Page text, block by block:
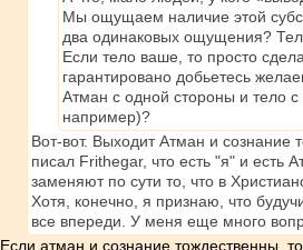
Мы ощущаем наличие этой
два одинаковых ощущения?
Если тело ваше, то просто
гарантировано добьетесь
Атман с одной стороны и тело с
например)?
Вот-вот. Выходит Атман и сознание
писал Frithegar, что есть "я" и есть
заменяют по сути то, что в
Хотя, конечно, я признаю, что
все впереди. У меня еще много
Если атман и сознание тождественны,